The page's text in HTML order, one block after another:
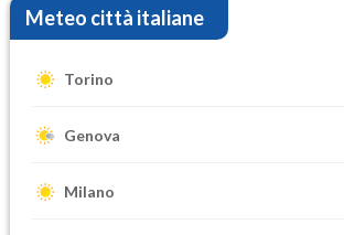
Meteo città italiane
Torino
Genova
Milano